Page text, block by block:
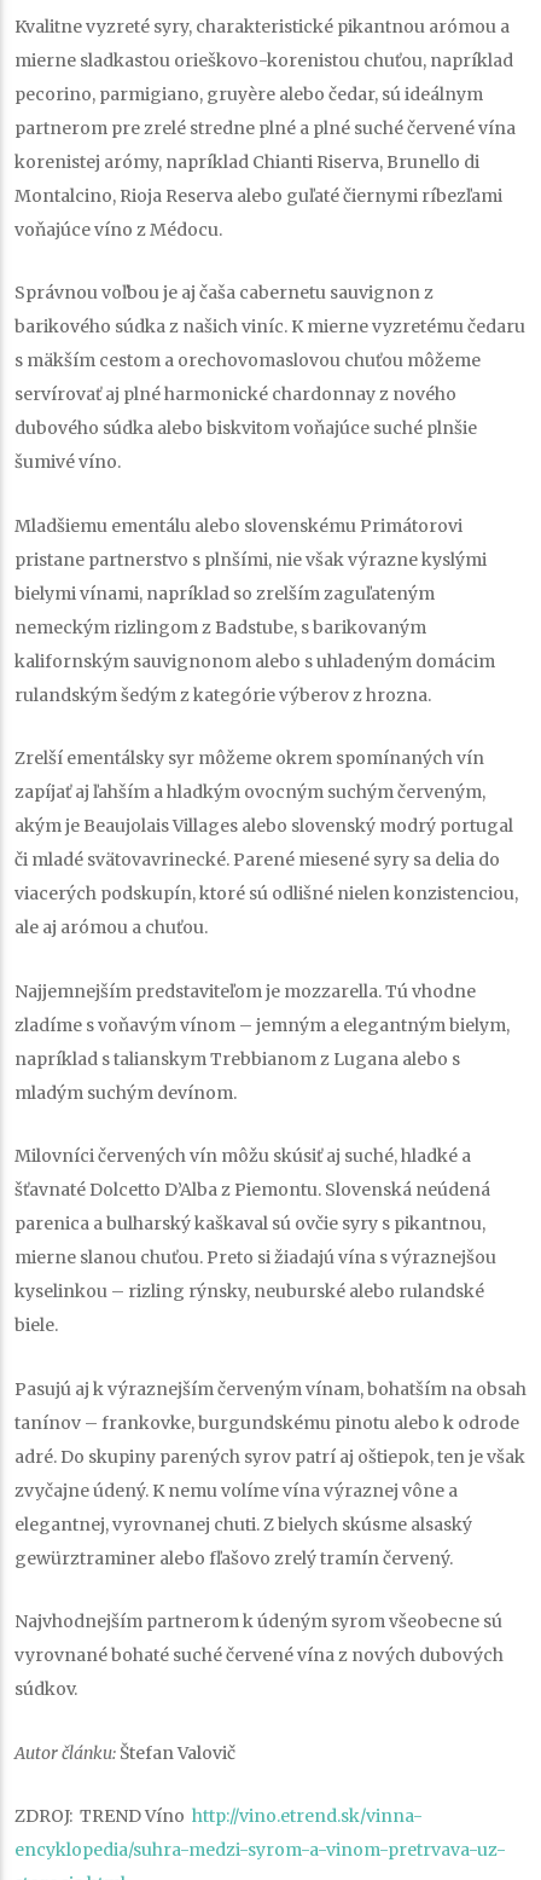
Kvalitne vyzreté syry, charakteristické pikantnou arómou a
mierne sladkastou orieškovo-korenistou chuťou, napríklad
pecorino, parmigiano, gruyère alebo čedar, sú ideálnym
partnerom pre zrelé stredne plné a plné suché červené vína
korenistej arómy, napríklad Chianti Riserva, Brunello di
Montalcino, Rioja Reserva alebo guľaté čiernymi ríbezľami
voňajúce víno z Médocu.
Správnou voľbou je aj čaša cabernetu sauvignon z
barikového súdka z našich viníc. K mierne vyzretému čedaru
s mäkším cestom a orechovomaslovou chuťou môžeme
servírovať aj plné harmonické chardonnay z nového
dubového súdka alebo biskvitom voňajúce suché plnšie
šumivé víno.
Mladšiemu ementálu alebo slovenskému Primátorovi
pristane partnerstvo s plnšími, nie však výrazne kyslými
bielymi vínami, napríklad so zrelším zaguľateným
nemeckým rizlingom z Badstube, s barikovaným
kalifornským sauvignonom alebo s uhladeným domácim
rulandským šedým z kategórie výberov z hrozna.
Zrelší ementálsky syr môžeme okrem spomínaných vín
zapíjať aj ľahším a hladkým ovocným suchým červeným,
akým je Beaujolais Villages alebo slovenský modrý portugal
či mladé svätovavrinecké. Parené miesené syry sa delia do
viacerých podskupín, ktoré sú odlišné nielen konzistenciou,
ale aj arómou a chuťou.
Najjemnejším predstaviteľom je mozzarella. Tú vhodne
zladíme s voňavým vínom – jemným a elegantným bielym,
napríklad s talianskym Trebbianom z Lugana alebo s
mladým suchým devínom.
Milovníci červených vín môžu skúsiť aj suché, hladké a
šťavnaté Dolcetto D’Alba z Piemontu. Slovenská neúdená
parenica a bulharský kaškaval sú ovčie syry s pikantnou,
mierne slanou chuťou. Preto si žiadajú vína s výraznejšou
kyselinkou – rizling rýnsky, neuburské alebo rulandské
biele.
Pasujú aj k výraznejším červeným vínam, bohatším na obsah
tanínov – frankovke, burgundskému pinotu alebo k odrode
adré. Do skupiny parených syrov patrí aj oštiepok, ten je však
zvyčajne údený. K nemu volíme vína výraznej vône a
elegantnej, vyrovnanej chuti. Z bielych skúsme alsaský
gewürztraminer alebo fľašovo zrelý tramín červený.
Najvhodnejším partnerom k údeným syrom všeobecne sú
vyrovnané bohaté suché červené vína z nových dubových
súdkov.
Autor článku: Štefan Valovič
ZDROJ: TREND Víno http://vino.etrend.sk/vinna-
encyklopedia/suhra-medzi-syrom-a-vinom-pretrvava-uz-